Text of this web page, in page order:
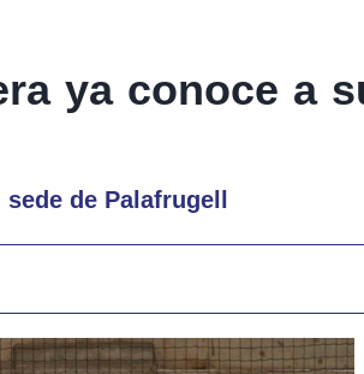
ya conoce a
de Palafrugell